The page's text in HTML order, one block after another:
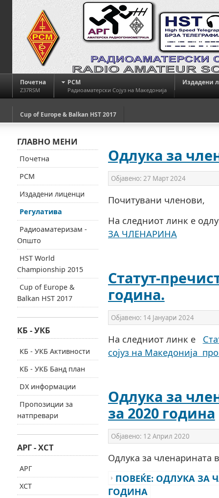
Почетна
Z37RSM
РСМ
Радиоаматерски Сојуз на Македонија
Издадени
Cup of Europe & Balkan HST 2017
Одлука за
Објавено: 27 Март 2024
Почитувани членови,
На следниот линк е
ЗА ЧЛЕНАРИНА
Статут-
година.
Објавено: 14 Јануари 2024
На следниот линк е
сојуз на Македонија
Одлука за
за 2020 година
Објавено: 12 Април 2020
Одлука за членарината
ПОВЕЌЕ: ОДЛУКА ЗА
ГОДИНА
ГЛАВНО МЕНИ
Почетна
РСМ
Издадени лиценци
Регулатива
Радиоаматеризам -
Општо
HST World
Championship 2015
Cup of Europe &
Balkan HST 2017
КБ - УКБ
КБ - УКБ Активности
КБ - УКБ Банд план
DX информации
Пропозиции за
натпревари
АРГ - ХСТ
АРГ
ХСТ